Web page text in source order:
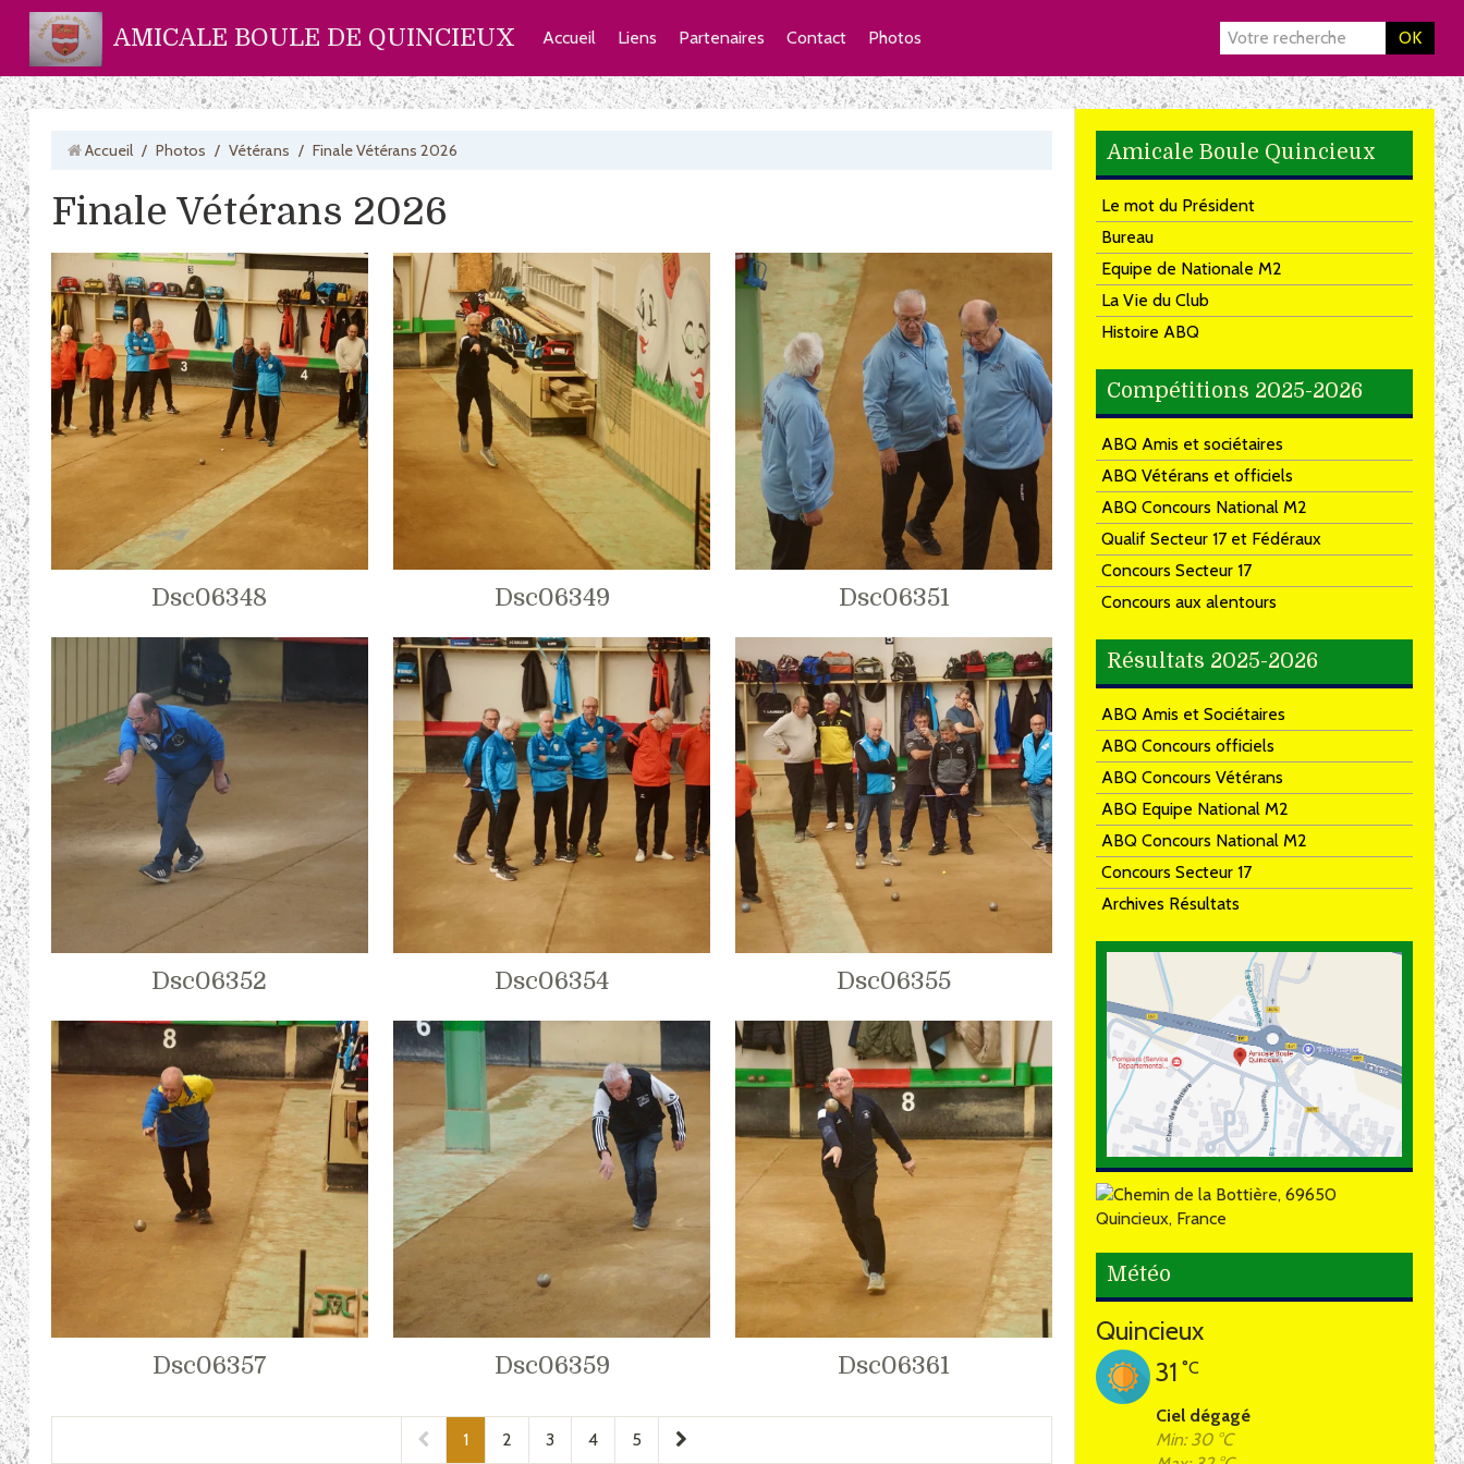
AMICALE BOULE DE QUINCIEUX OK
Accueil Liens Partenaires Contact Photos
Accueil / Photos / Vétérans / Finale Vétérans 2026
Finale Vétérans 2026
Dsc06348 Dsc06349 Dsc06351
Dsc06352 Dsc06354 Dsc06355
Dsc06357 Dsc06359 Dsc06361
1 2 3 4 5
Amicale Boule Quincieux
Le mot du Président
Bureau
Equipe de Nationale M2
La Vie du Club
Histoire ABQ
Compétitions 2025-2026
ABQ Amis et sociétaires
ABQ Vétérans et officiels
ABQ Concours National M2
Qualif Secteur 17 et Fédéraux
Concours Secteur 17
Concours aux alentours
Résultats 2025-2026
ABQ Amis et Sociétaires
ABQ Concours officiels
ABQ Concours Vétérans
ABQ Equipe National M2
ABQ Concours National M2
Concours Secteur 17
Archives Résultats
Météo
Quincieux
31 °C
Ciel dégagé
Min: 30 °C